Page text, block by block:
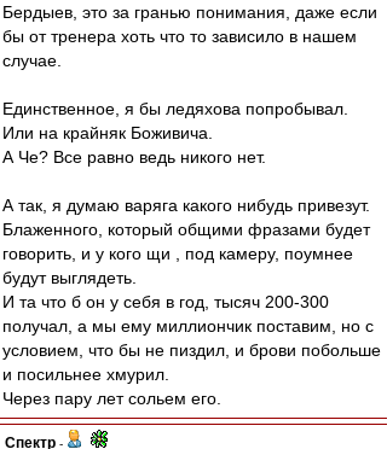
Бердыев, это за гранью понимания, даже если
бы от тренера хоть что то зависило в нашем
случае.
Единственное, я бы ледяхова попробывал.
Или на крайняк Боживича.
А Че? Все равно ведь никого нет.
А так, я думаю варяга какого нибудь привезут.
Блаженного, который общими фразами будет
говорить, и у кого щи , под камеру, поумнее
будут выглядеть.
И та что б он у себя в год, тысяч 200-300
получал, а мы ему миллиончик поставим, но с
условием, что бы не пиздил, и брови побольше
и посильнее хмурил.
Через пару лет сольем его.
Спектр -